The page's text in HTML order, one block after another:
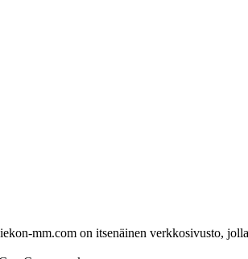
mm.com on itsenäinen verkkosivusto,